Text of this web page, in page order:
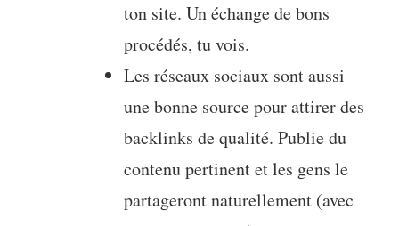
ton site. Un échange de bons
procédés, tu vois.
Les réseaux sociaux sont aussi
une bonne source pour attirer des
backlinks de qualité. Publie du
contenu pertinent et les gens le
partageront naturellement (avec